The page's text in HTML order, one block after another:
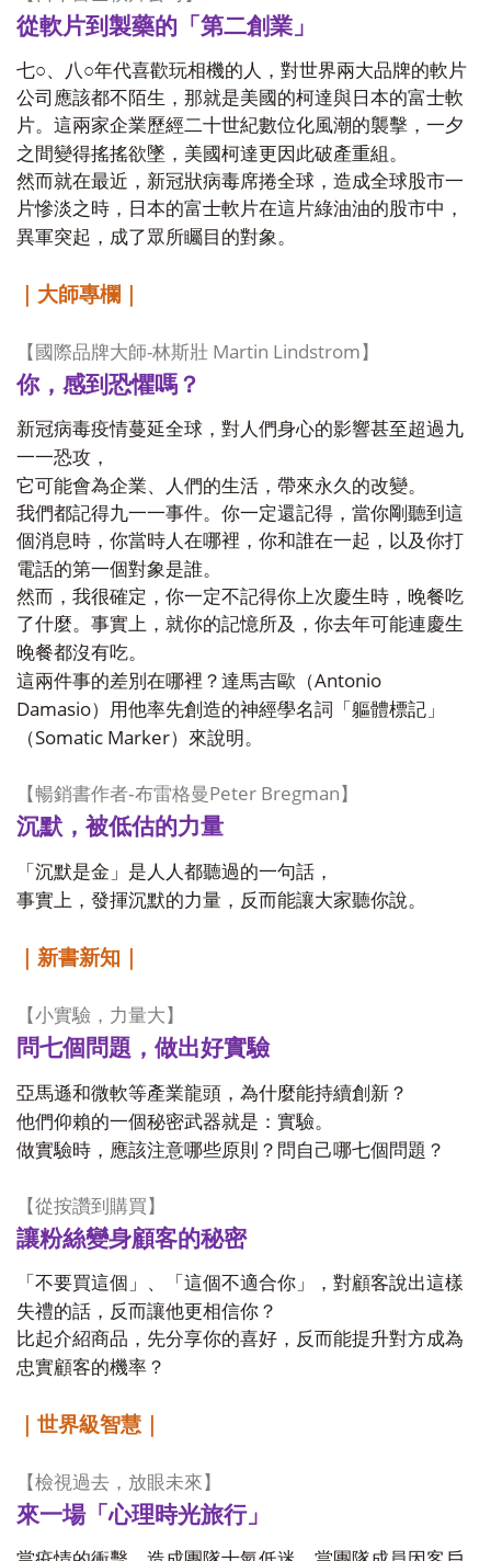
從軟片到製藥的「第二創業」
七○、八○年代喜歡玩相機的人，對世界兩大品牌的軟片
公司應該都不陌生，那就是美國的柯達與日本的富士軟
片。這兩家企業歷經二十世紀數位化風潮的襲擊，一夕
之間變得搖搖欲墜，美國柯達更因此破產重組。
然而就在最近，新冠狀病毒席捲全球，造成全球股市一
片慘淡之時，日本的富士軟片在這片綠油油的股市中，
異軍突起，成了眾所矚目的對象。
｜大師專欄｜
【國際品牌大師-林斯壯 Martin Lindstrom 】
你，感到恐懼嗎？
新冠病毒疫情蔓延全球，對人們身心的影響甚至超過九
一一恐攻，
它可能會為企業、人們的生活，帶來永久的改變。
我們都記得九一一事件。你一定還記得，當你剛聽到這
個消息時，你當時人在哪裡，你和誰在一起，以及你打
電話的第一個對象是誰。
然而，我很確定，你一定不記得你上次慶生時，晚餐吃
了什麼。事實上，就你的記憶所及，你去年可能連慶生
晚餐都沒有吃。
這兩件事的差別在哪裡？達馬吉歐（Antonio
Damasio）用他率先創造的神經學名詞「軀體標記」
（Somatic Marker）來說明。
【暢銷書作者-布雷格曼Peter Bregman 】
沉默，被低估的力量
「沉默是金」是人人都聽過的一句話，
事實上，發揮沉默的力量，反而能讓大家聽你說。
｜新書新知｜
【小實驗，力量大】
問七個問題，做出好實驗
亞馬遜和微軟等產業龍頭，為什麼能持續創新？
他們仰賴的一個秘密武器就是：實驗。
做實驗時，應該注意哪些原則？問自己哪七個問題？
【從按讚到購買】
讓粉絲變身顧客的秘密
「不要買這個」、「這個不適合你」，對顧客說出這樣
失禮的話，反而讓他更相信你？
比起介紹商品，先分享你的喜好，反而能提升對方成為
忠實顧客的機率？
｜世界級智慧｜
【檢視過去，放眼未來】
來一場「心理時光旅行」